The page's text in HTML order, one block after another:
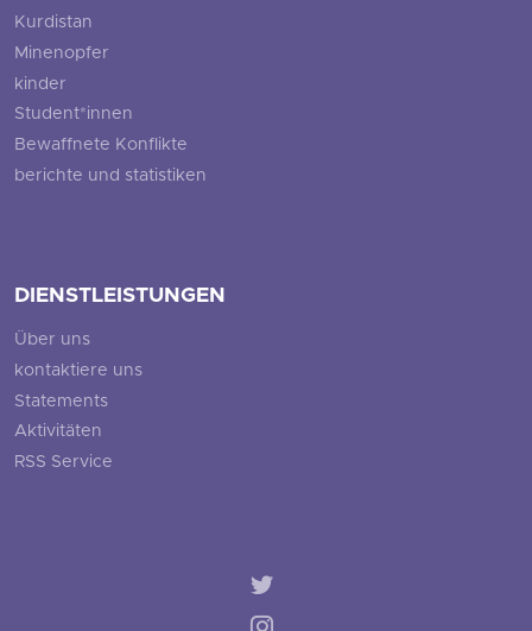
Kurdistan
Minenopfer
kinder
Student*innen
Bewaffnete Konflikte
berichte und statistiken
DIENSTLEISTUNGEN
Über uns
kontaktiere uns
Statements
Aktivitäten
RSS Service